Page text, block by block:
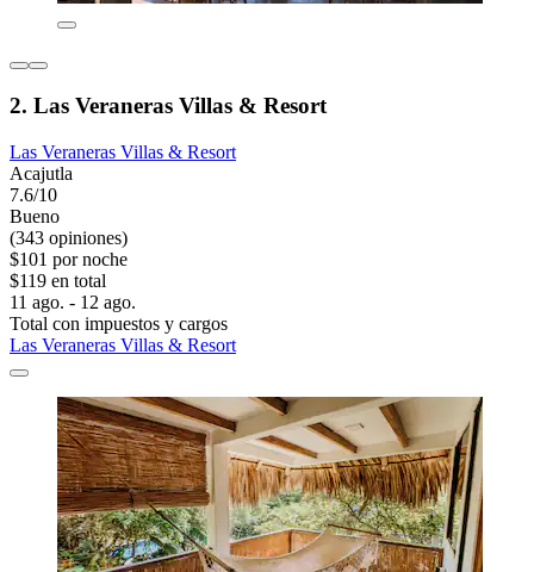
2. Las Veraneras Villas & Resort
Las Veraneras Villas & Resort
Acajutla
7.6/10
Bueno
(343 opiniones)
$101 por noche
$119 en total
11 ago. - 12 ago.
Total con impuestos y cargos
Las Veraneras Villas & Resort